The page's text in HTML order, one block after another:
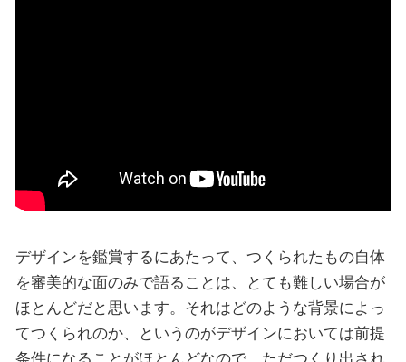
デザインを鑑賞するにあたって、つくられたもの自体
を審美的な面のみで語ることは、とても難しい場合が
ほとんどだと思います。それはどのような背景によっ
てつくられのか、というのがデザインにおいては前提
条件になることがほとんどなので、ただつくり出され